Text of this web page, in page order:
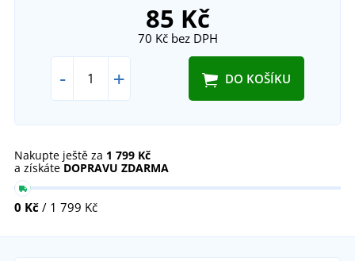
85 Kč
70 Kčbez DPH
- + DO KOŠÍKU
Nakupte ještě za 1 799 Kč
a získáte DOPRAVU ZDARMA
0 Kč / 1 799 Kč